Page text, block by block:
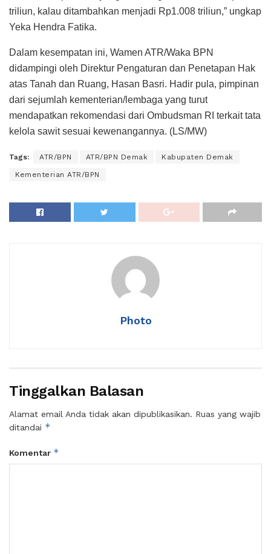
triliun, kalau ditambahkan menjadi Rp1.008 triliun,” ungkap
Yeka Hendra Fatika.
Dalam kesempatan ini, Wamen ATR/Waka BPN
didampingi oleh Direktur Pengaturan dan Penetapan Hak
atas Tanah dan Ruang, Hasan Basri. Hadir pula, pimpinan
dari sejumlah kementerian/lembaga yang turut
mendapatkan rekomendasi dari Ombudsman RI terkait tata
kelola sawit sesuai kewenangannya. (LS/MW)
Tags: ATR/BPN ATR/BPN Demak Kabupaten Demak
Kementerian ATR/BPN
Photo
Tinggalkan Balasan
Alamat email Anda tidak akan dipublikasikan. Ruas yang wajib
ditandai *
Komentar *